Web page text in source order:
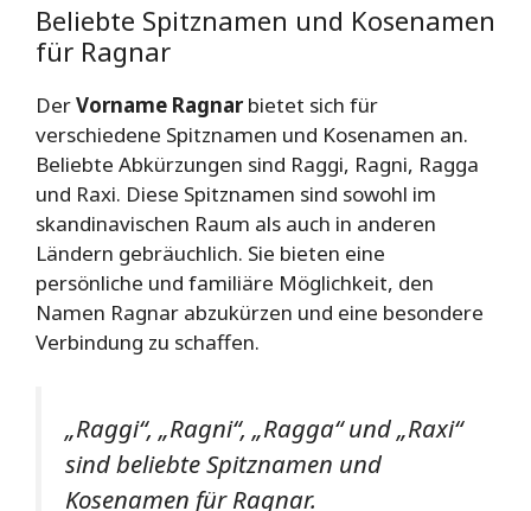
Beliebte Spitznamen und Kosenamen
für Ragnar
DerVorname Ragnarbietet sich für
verschiedene Spitznamen und Kosenamen an.
Beliebte Abkürzungen sind Raggi, Ragni, Ragga
und Raxi. Diese Spitznamen sind sowohl im
skandinavischen Raum als auch in anderen
Ländern gebräuchlich. Sie bieten eine
persönliche und familiäre Möglichkeit, den
Namen Ragnar abzukürzen und eine besondere
Verbindung zu schaffen.
„Raggi“, „Ragni“, „Ragga“ und „Raxi“
sind beliebte Spitznamen und
Kosenamen für Ragnar.